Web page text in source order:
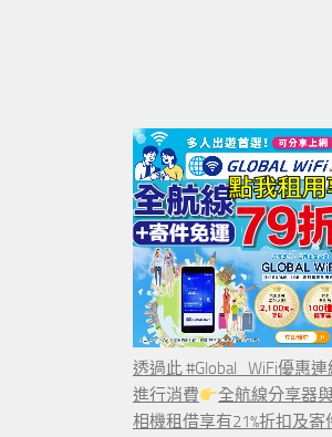
透過此 #Global_WiFi優惠連
進行消費
全航線分享器
相機租借享有21%折扣及寄